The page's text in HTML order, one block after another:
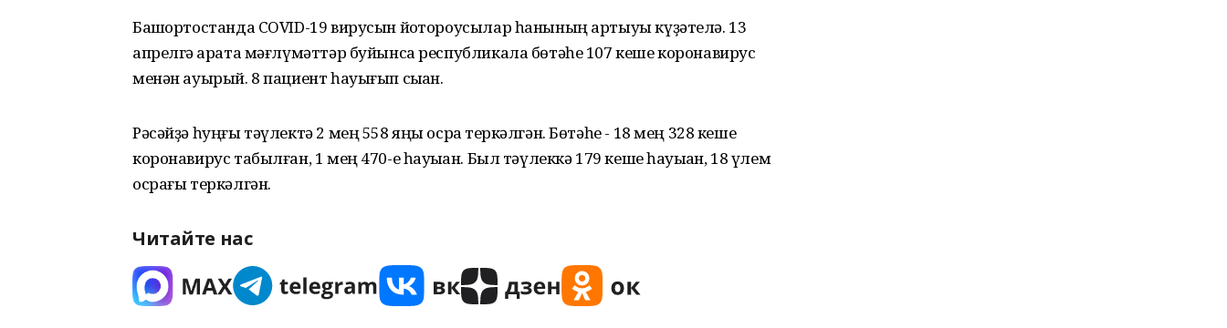
Башҡортостанда COVID-19 вирусын йоҡтороусылар һанының артыуы күҙәтелә. 13
апрелгә ҡарата мәғлүмәттәр буйынса республикала бөтәһе 107 кеше коронавирус
менән ауырый. 8 пациент һауығып сыҡҡан.
Рәсәйҙә һуңғы тәүлектә 2 мең 558 яңы осраҡ теркәлгән. Бөтәһе - 18 мең 328 кеше
коронавирус табылған, 1 мең 470-е һауыҡҡан. Был тәүлеккә 179 кеше һауыҡҡан, 18 үлем
осрағы теркәлгән.
Читайте нас